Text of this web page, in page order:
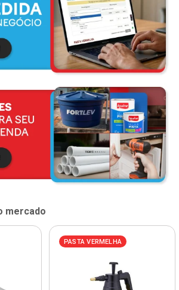
mercado
PASTA VERMELHA